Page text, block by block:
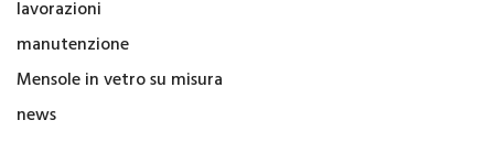
lavorazioni
manutenzione
Mensole in vetro su misura
news